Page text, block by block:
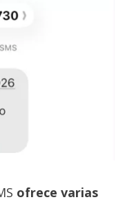
ofrece varias